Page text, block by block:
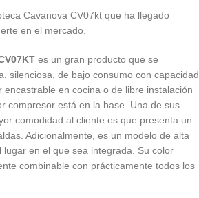
Cavanova CV07kt que ha llegado
en el mercado.
es un gran producto que se
silenciosa, de bajo consumo con capacidad
encastrable en cocina o de libre instalación
compresor está en la base. Una de sus
comodidad al cliente es que presenta un
Adicionalmente, es un modelo de alta
en el que sea integrada. Su color
combinable con prácticamente todos los